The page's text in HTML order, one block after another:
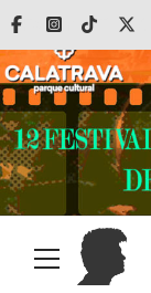
Saltar
contenido
FacebookInstagram
Tiktok
Menú
principal